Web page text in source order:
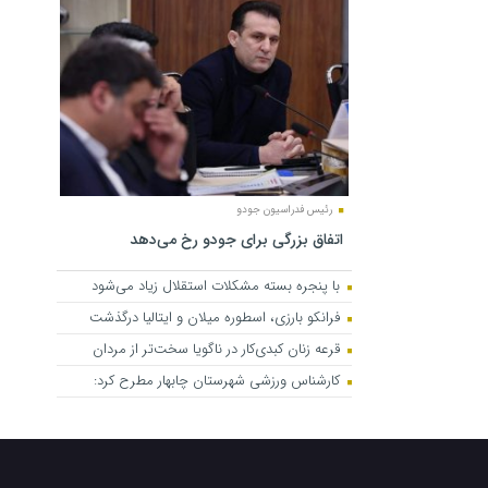
رئیس فدراسیون جودو
اتفاق بزرگی برای جودو رخ می‌دهد
با پنجره بسته مشکلات استقلال زیاد می‌شود
فرانکو بارزی، اسطوره میلان و ایتالیا درگذشت
قرعه زنان کبدی‌کار در ناگویا سخت‌تر از مردان
کارشناس ورزشی شهرستان چابهار مطرح کرد: